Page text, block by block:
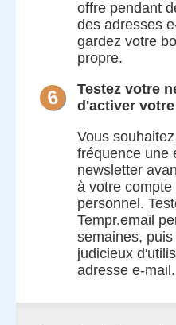
offre pendant
des adresses
gardez votre
propre.
6
Testez votre
d'activer
Vous
fréquence une
newsletter
à votre
personnel.
Tempr.email
semaines,
judicieux
adresse e-mail.